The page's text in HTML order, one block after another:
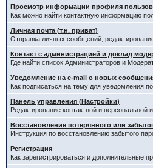
Просмотр информации профиля
Как можно найти контактную информацию
Личная почта (т.н. приват)
Отправка личных сообщений,
Контакт с администрацией и доклад
Где найти список Администраторов и
Уведомление на e-mail о новых
Как подписаться на тему для уведомления
Панель управления (Настройки)
Редактирование контактной и
Восстановление потерянного или
Инструкция по восстановлению забытого
Регистрация
Как зарегистрироваться и дополнительные